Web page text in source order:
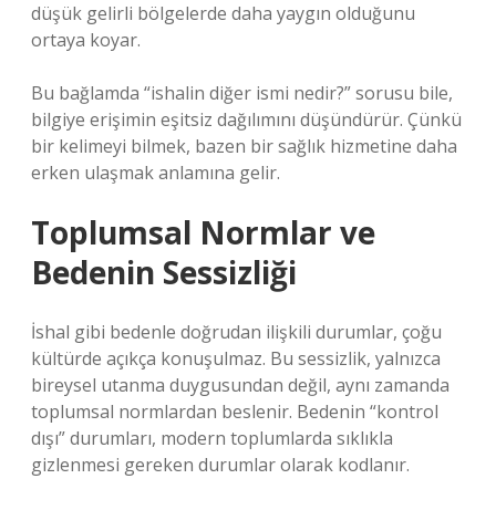
düşük gelirli bölgelerde daha yaygın olduğunu
ortaya koyar.
Bu bağlamda “ishalin diğer ismi nedir?” sorusu bile,
bilgiye erişimin eşitsiz dağılımını düşündürür. Çünkü
bir kelimeyi bilmek, bazen bir sağlık hizmetine daha
erken ulaşmak anlamına gelir.
Toplumsal Normlar ve
Bedenin Sessizliği
İshal gibi bedenle doğrudan ilişkili durumlar, çoğu
kültürde açıkça konuşulmaz. Bu sessizlik, yalnızca
bireysel utanma duygusundan değil, aynı zamanda
toplumsal normlardan beslenir. Bedenin “kontrol
dışı” durumları, modern toplumlarda sıklıkla
gizlenmesi gereken durumlar olarak kodlanır.